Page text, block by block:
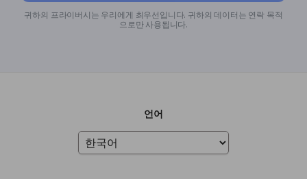
귀하의 프라이버시는 우리에게 최우선입니다. 귀하의 데이터는 연락 목적
으로만 사용됩니다.
언어